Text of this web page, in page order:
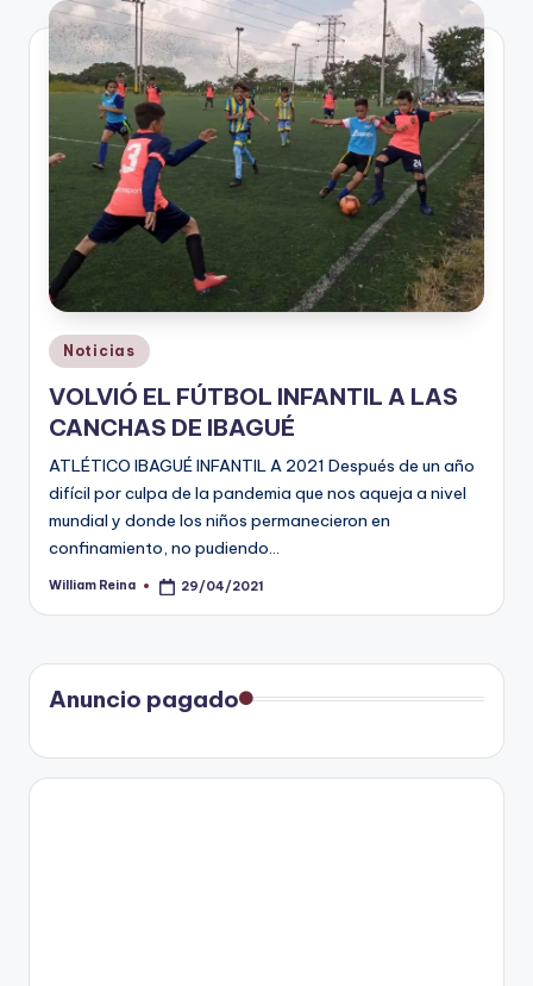
V
o
ti
t
o
Publicado
en
Noticias
VOLVIÓ EL FÚTBOL INFANTIL A LAS
CANCHAS DE IBAGUÉ
ATLÉTICO IBAGUÉ INFANTIL A 2021 Después de un año
difícil por culpa de la pandemia que nos aqueja a nivel
mundial y donde los niños permanecieron en
confinamiento, no pudiendo…
Publicado
William Reina 29/04/2021
Anuncio pagado